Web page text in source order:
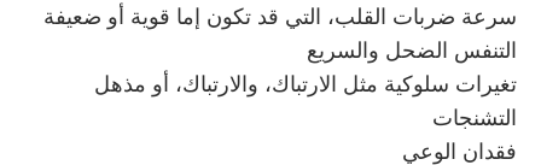
سرعة ضربات القلب، التي قد تكون إما قوية أو ضعيفة
التنفس الضحل والسريع
تغيرات سلوكية مثل الارتباك، والارتباك، أو مذهل
التشنجات
فقدان الوعي